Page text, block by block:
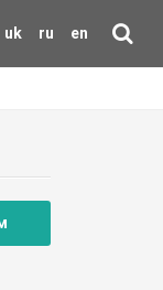
uk ru en